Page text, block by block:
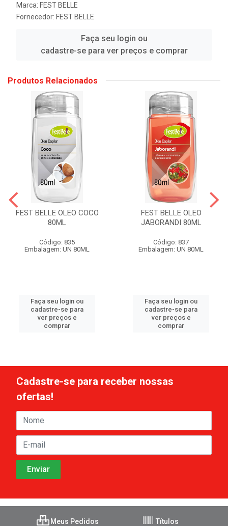
Marca: FEST BELLE
Fornecedor: FEST BELLE
Faça seu login ou
cadastre-se para ver preços e comprar
Produtos Relacionados
FEST BELLE OLEO COCO
80ML
Código: 835
Embalagem: UN 80ML
Faça seu login ou
cadastre-se para
ver preços e
comprar
FEST BELLE OLEO
JABORANDI 80ML
Código: 837
Embalagem: UN 80ML
Faça seu login ou
cadastre-se para
ver preços e
comprar
Cadastre-se para receber nossas
ofertas!
Meus Pedidos Títulos